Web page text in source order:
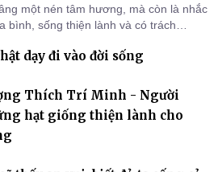
một nén tâm hương, mà còn là nhắc
bình, sống thiện lành và có trách
dạy đi vào đời sống
Thích Trí Minh - Người
hạt giống thiện lành cho